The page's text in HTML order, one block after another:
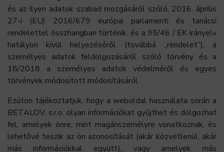
és az ilyen adatok szabad mozgásáról szóló, 2016. április
27-i (EU) 2016/679 európai parlamenti és tanácsi
rendelettel összhangban történik. és a 95/46 / EK irányelv
hatályon kívül helyezéséről (továbbá „rendelet”), a
személyes adatok feldolgozásáról szóló törvény és a
18/2018 a személyes adatok védelméről és egyes
törvények módosított módosításáról.
Ezúton tájékoztatjuk, hogy a weboldal használata során a
BETALOV, s.r.o. olyan információkat gyűjthet és dolgozhat
fel, amelyek önre, mint magánszemélyre vonatkoznak, és
lehetővé teszik az ön azonosítását (akár közvetlenül, akár
más információkkal együtt), vagy amelyek más